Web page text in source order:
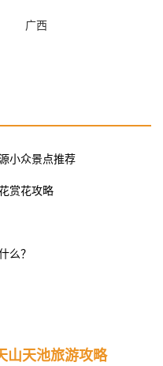
广西
小众景点推荐
赏花攻略
么？
山天池旅游攻略